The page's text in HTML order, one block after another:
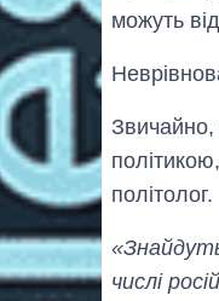
можуть
Звичайно,
політолог.
числі